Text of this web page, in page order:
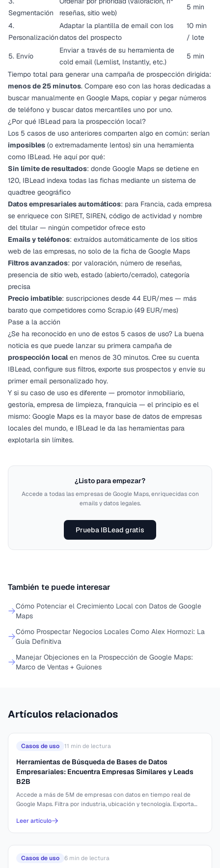
Segmentación
reseñas, sitio web)
5 min
4.
Personalización
Adaptar la plantilla de email con los
datos del prospecto
10 min
/ lote
5. Envío
Enviar a través de su herramienta de
cold email (Lemlist, Instantly, etc.)
5 min
Tiempo total para generar una campaña de prospección dirigida:
menos de 25 minutos. Compare eso con las horas dedicadas a
buscar manualmente en Google Maps, copiar y pegar números
de teléfono y buscar datos mercantiles uno por uno.
¿Por qué IBLead para la prospección local?
Los 5 casos de uso anteriores comparten algo en común: serían
imposibles (o extremadamente lentos) sin una herramienta
como IBLead. He aquí por qué:
Sin límite de resultados: donde Google Maps se detiene en
120, IBLead indexa todas las fichas mediante un sistema de
quadtree geográfico
Datos empresariales automáticos: para Francia, cada empresa
se enriquece con SIRET, SIREN, código de actividad y nombre
del titular — ningún competidor ofrece esto
Emails y teléfonos: extraídos automáticamente de los sitios
web de las empresas, no solo de la ficha de Google Maps
Filtros avanzados: por valoración, número de reseñas,
presencia de sitio web, estado (abierto/cerrado), categoría
precisa
Precio imbatible: suscripciones desde 44 EUR/mes — más
barato que competidores como Scrap.io (49 EUR/mes)
Pase a la acción
¿Se ha reconocido en uno de estos 5 casos de uso? La buena
noticia es que puede lanzar su primera campaña de
prospección localen menos de 30 minutos. Cree su cuenta
IBLead, configure sus filtros, exporte sus prospectos y envíe su
primer email personalizado hoy.
Y si su caso de uso es diferente — promotor inmobiliario,
gestoría, empresa de limpieza, franquicia — el principio es el
mismo: Google Maps es la mayor base de datos de empresas
locales del mundo, e IBLead le da las herramientas para
explotarla sin límites.
¿Listo para empezar?
Accede a todas las empresas de Google Maps, enriquecidas con
emails y datos legales.
Prueba IBLead gratis
También te puede interesar
Cómo Potenciar el Crecimiento Local con Datos de Google
Maps
Cómo Prospectar Negocios Locales Como Alex Hormozi: La
Guía Definitiva
Manejar Objeciones en la Prospección de Google Maps:
Marco de Ventas + Guiones
Artículos relacionados
Casos de uso 11 min de lectura
Herramientas de Búsqueda de Bases de Datos
Empresariales: Encuentra Empresas Similares y Leads
B2B
Accede a más de 5M de empresas con datos en tiempo real de
Google Maps. Filtra por industria, ubicación y tecnología. Exporta
Leer artículo
Casos de uso 6 min de lectura